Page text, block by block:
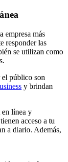
empresa más
responder las
se utilizan como
el público son
y brindan
en línea y
acceso a tu
a diario. Además,